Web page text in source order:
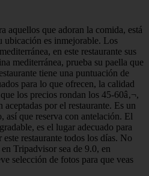
aquellos que adoran la comida, está
ubicación es inmejorable. Los
en este restaurante sus
mediterránea, prueba su paella que
tiene una puntuación de
para lo que ofrecen, la calidad
los precios rondan los 45-60â‚¬,
aceptadas por el restaurante. Es un
así que reserva con antelación. El
es el lugar adecuado para
restaurante todos los días. No
Tripadvisor sea de 9.0, en
selección de fotos para que veas